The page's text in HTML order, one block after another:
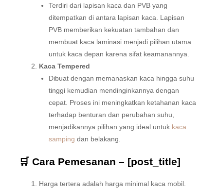
Terdiri dari lapisan kaca dan PVB yang
ditempatkan di antara lapisan kaca. Lapisan
PVB memberikan kekuatan tambahan dan
membuat kaca laminasi menjadi pilihan utama
untuk kaca depan karena sifat keamanannya.
Kaca Tempered
Dibuat dengan memanaskan kaca hingga suhu
tinggi kemudian mendinginkannya dengan
cepat. Proses ini meningkatkan ketahanan kaca
terhadap benturan dan perubahan suhu,
menjadikannya pilihan yang ideal untuk kaca
samping dan belakang.
🛒 Cara Pemesanan – [post_title]
Harga tertera adalah harga minimal kaca mobil.